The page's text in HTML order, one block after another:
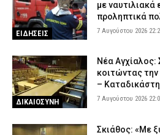
ΕΙΔΗΣΕΙΣ
με ναυτιλιακά
προληπτικά
7 Αυγούστου 2026
ΔΙΚΑΙΟΣΥΝΗ
Νέα Αγχίαλος:
κοιτώντας την
–
7 Αυγούστου 2026
Σκιάθος: «Με